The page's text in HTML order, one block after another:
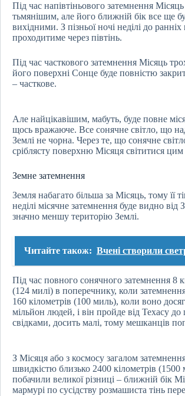
Під час напівтіньового затемнення
тьмянішим, але його ближній бік все ще
вихідними. З пізньої ночі неділі до
проходитиме через півтінь.
Під час часткового затемнення Місяць
його поверхні Сонце буде повністю
– часткове.
Але найцікавішим, мабуть, буде повне
щось вражаюче. Все сонячне світло, що
Землі не чорна. Через те, що сонячне
сріблясту поверхню Місяця світитися
Земне затемнення
Земля набагато більша за Місяць, тому її
неділі місячне затемнення буде видно
значно меншу територію Землі.
Читайте також: Вчені створили
Під час повного сонячного затемнення 8
(124 милі) в поперечнику, коли
160 кілометрів (100 миль), коли воно
мільйон людей, і він пройде від Техасу
свідками, досить малі, тому мешканців
З Місяця або з космосу загалом
швидкістю близько 2400 кілометрів
побачили великої різниці – ближній бік
мармурі по сусідству розмашиста тінь